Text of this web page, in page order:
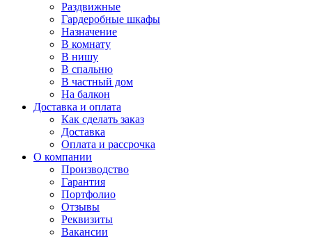
Раздвижные
Гардеробные шкафы
Назначение
В комнату
В нишу
В спальню
В частный дом
На балкон
Доставка и оплата
Как сделать заказ
Доставка
Оплата и рассрочка
О компании
Производство
Гарантия
Портфолио
Отзывы
Реквизиты
Вакансии